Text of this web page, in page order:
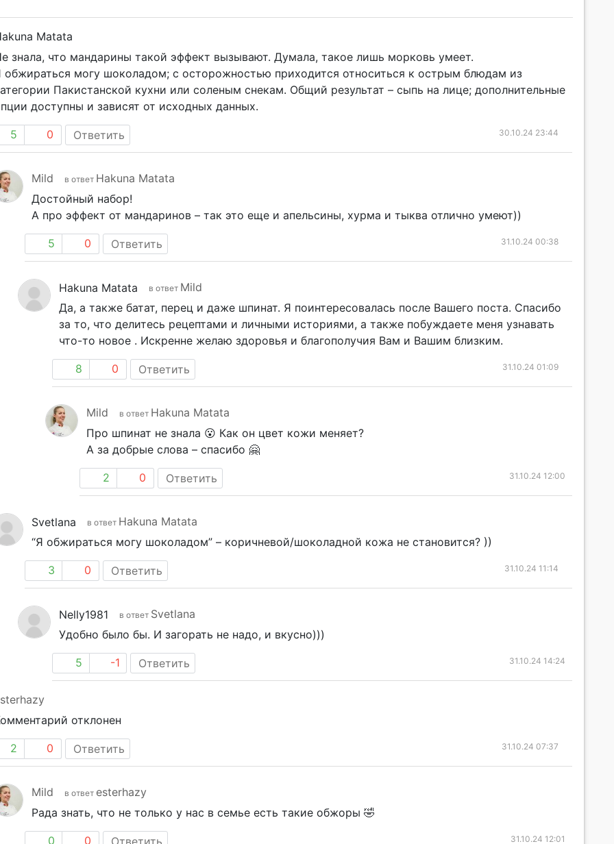
Matata
знала, что мандарины такой эффект вызывают. Думала, такое лишь морковь умеет.
обжираться могу шоколадом; с осторожностью приходится относиться к острым блюдам из
Пакистанской кухни или соленым снекам. Общий результат – сыпь на лице; дополнительные
доступны и зависят от исходных данных.
5 0 Ответить 30.10.24 23:44
Mild в ответ Hakuna Matata
Достойный набор!
А про эффект от мандаринов – так это еще и апельсины, хурма и тыква отлично умеют))
5 0 Ответить 31.10.24 00:38
Hakuna Matata в ответ Mild
Да, а также батат, перец и даже шпинат. Я поинтересовалась после Вашего поста. Спасибо
за то, что делитесь рецептами и личными историями, а также побуждаете меня узнавать
что-то новое . Искренне желаю здоровья и благополучия Вам и Вашим близким.
8 0 Ответить 31.10.24 01:09
Mild в ответ Hakuna Matata
Про шпинат не знала 😮 Как он цвет кожи меняет?
А за добрые слова – спасибо 🤗
2 0 Ответить 31.10.24 12:00
Svetlana в ответ Hakuna Matata
“Я обжираться могу шоколадом” – коричневой/шоколадной кожа не становится? ))
3 0 Ответить 31.10.24 11:14
Nelly1981 в ответ Svetlana
Удобно было бы. И загорать не надо, и вкусно)))
5 -1 Ответить 31.10.24 14:24
отклонен
2 0 Ответить 31.10.24 07:37
Mild в ответ esterhazy
Рада знать, что не только у нас в семье есть такие обжоры 🤣
0 0 Ответить 31.10.24 12:01